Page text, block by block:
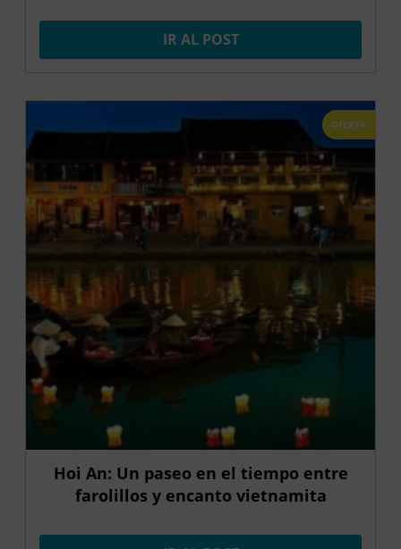
IR AL POST
OFERTA
Hoi An: Un paseo en el tiempo entre
farolillos y encanto vietnamita